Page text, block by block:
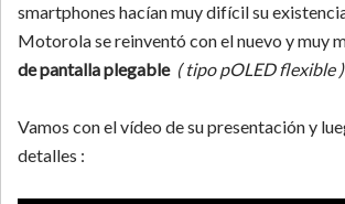
smartphones hacían muy difícil su
Motorola se reinventó con el nuevo y muy
de pantalla plegable ( tipo pOLED flexible )
Vamos con el vídeo de su presentación y
detalles :